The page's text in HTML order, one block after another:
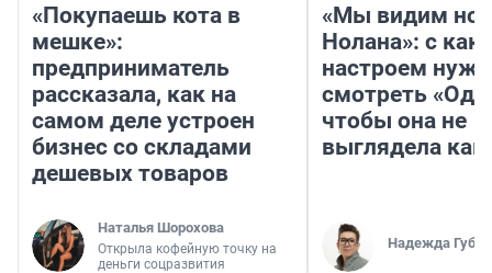
«Покупаешь кота в
мешке»:
предприниматель
рассказала, как на
самом деле устроен
бизнес со складами
дешевых товаров
Наталья Шорохова
Открыла кофейную точку на
деньги соцразвития
«Мы видим
Нолана»: с
настроем
смотреть
чтобы она не
выглядела как
Надежда